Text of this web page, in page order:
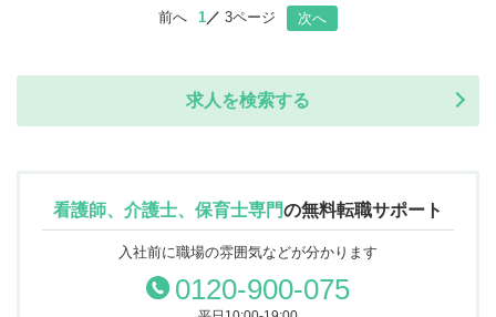
前へ 1 3ページ 次へ
求人を検索する
看護師、介護士、保育士専門の無料転職サポート
入社前に職場の雰囲気などが分かります
0120-900-075